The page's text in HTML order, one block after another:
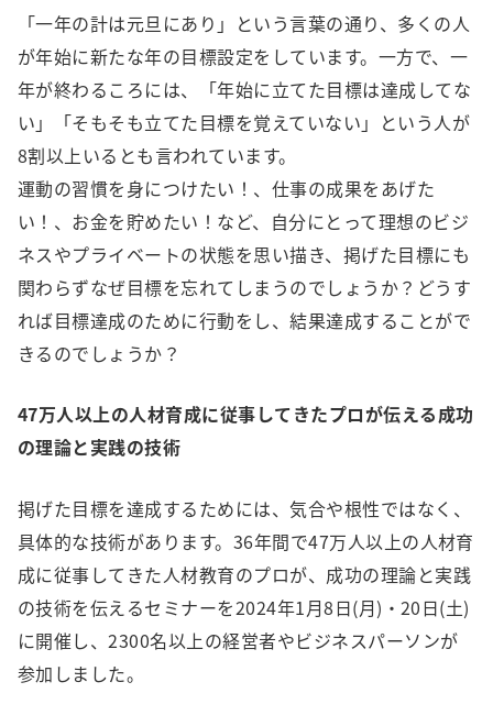
「一年の計は元旦にあり」という言葉の通り、多くの人
が年始に新たな年の目標設定をしています。一方で、一
年が終わるころには、「年始に立てた目標は達成してな
い」「そもそも立てた目標を覚えていない」という人が
8割以上いるとも言われています。
運動の習慣を身につけたい！、仕事の成果をあげた
い！、お金を貯めたい！など、自分にとって理想のビジ
ネスやプライベートの状態を思い描き、掲げた目標にも
関わらずなぜ目標を忘れてしまうのでしょうか？どうす
れば目標達成のために行動をし、結果達成することがで
きるのでしょうか？
47万人以上の人材育成に従事してきたプロが伝える成功
の理論と実践の技術
掲げた目標を達成するためには、気合や根性ではなく、
具体的な技術があります。36年間で47万人以上の人材育
成に従事してきた人材教育のプロが、成功の理論と実践
の技術を伝えるセミナーを2024年1月8日(月)・20日(土)
に開催し、2300名以上の経営者やビジネスパーソンが
参加しました。